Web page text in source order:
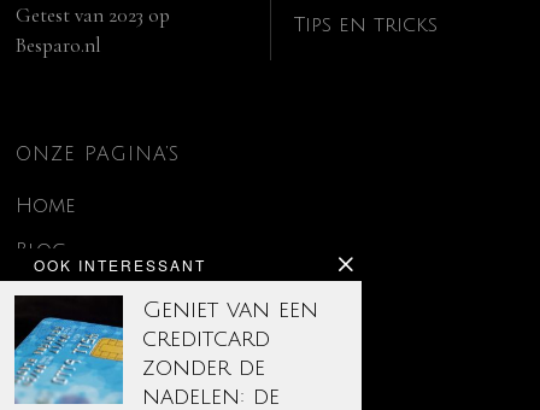
OOK INTERESSANT
Geniet van een
creditcard
zonder de
nadelen: de
Getest van 2023 op
Besparo.nl
Tips en tricks
ONZE PAGINA’S
Home
Blog
Contact
Disclaimer
Over ons